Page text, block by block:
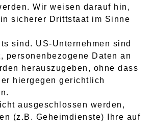
Wir weisen darauf hin,
sicherer Drittstaat im Sinne
sind. US-Unternehmen sind
personenbezogene Daten an
herauszugeben, ohne dass
hiergegen gerichtlich
ausgeschlossen werden,
(z.B. Geheimdienste) Ihre auf